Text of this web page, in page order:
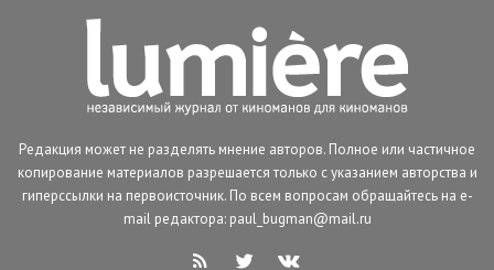
Редакция может не разделять мнение авторов. Полное или частичное
копирование материалов разрешается только с указанием авторства и
гиперссылки на первоисточник. По всем вопросам обращайтесь на e-
mail редактора: paul_bugman@mail.ru